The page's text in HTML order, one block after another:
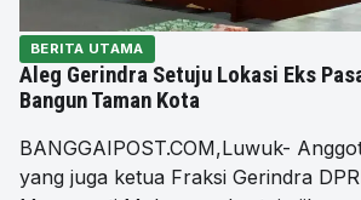
BERITA UTAMA
Aleg Gerindra Setuju Lokasi Eks
Bangun Taman Kota
BANGGAIPOST.COM,Luwuk-
yang juga ketua Fraksi Gerindra